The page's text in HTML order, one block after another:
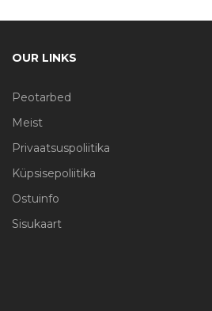
OUR LINKS
Peotarbed
Meist
Privaatsuspoliitika
Küpsisepoliitika
Ostuinfo
Sisukaart